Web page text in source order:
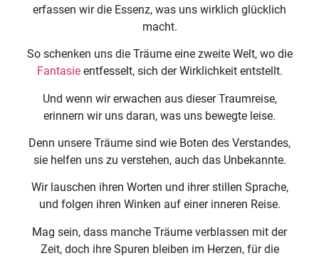
erfassen wir die Essenz, was uns wirklich glücklich
macht.
So schenken uns die Träume eine zweite Welt, wo die
Fantasieentfesselt, sich der Wirklichkeit entstellt.
Und wenn wir erwachen aus dieser Traumreise,
erinnern wir uns daran, was uns bewegte leise.
Denn unsere Träume sind wie Boten des Verstandes,
sie helfen uns zu verstehen, auch das Unbekannte.
Wir lauschen ihren Worten und ihrer stillen Sprache,
und folgen ihren Winken auf einer inneren Reise.
Mag sein, dass manche Träume verblassen mit der
Zeit, doch ihre Spuren bleiben im Herzen, für die